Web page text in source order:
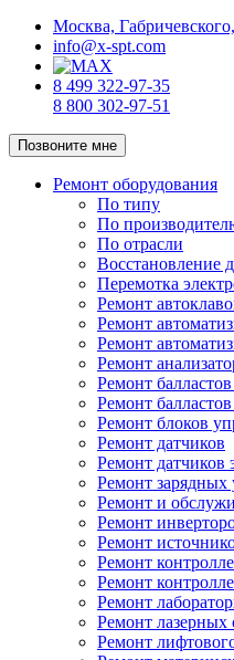
Москва,
info@x-spt.com
8 499 322-97-35
8 800 302-97-51
Позвоните мне
Ремонт оборудования
По типу
По
По отрасли
Восстановление
Перемотка
Ремонт
Ремонт
Ремонт
Ремонт
Ремонт
Ремонт
Ремонт блоков
Ремонт датчиков
Ремонт датчиков
Ремонт зарядных
Ремонт и
Ремонт
Ремонт
Ремонт
Ремонт
Ремонт
Ремонт лазерных
Ремонт